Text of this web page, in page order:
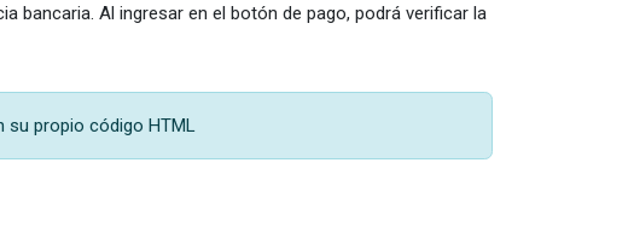
bancaria. Al ingresar en el botón de pago, podrá verificar la
propio código HTML